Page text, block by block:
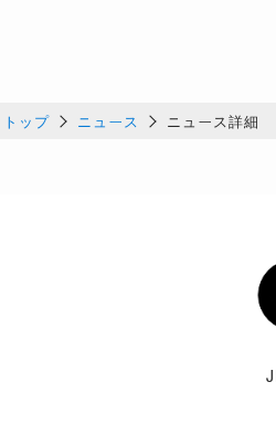
トップ ニュース ニュース詳細